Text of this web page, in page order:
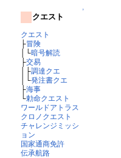
↑
クエスト
クエスト
├冒険
│└暗号解読
├交易
│├調達クエ
│└発注書クエ
├海事
└勅命クエスト
ワールドアトラス
クロノクエスト
チャレンジミッシ
ョン
国家通商免許
伝承航路